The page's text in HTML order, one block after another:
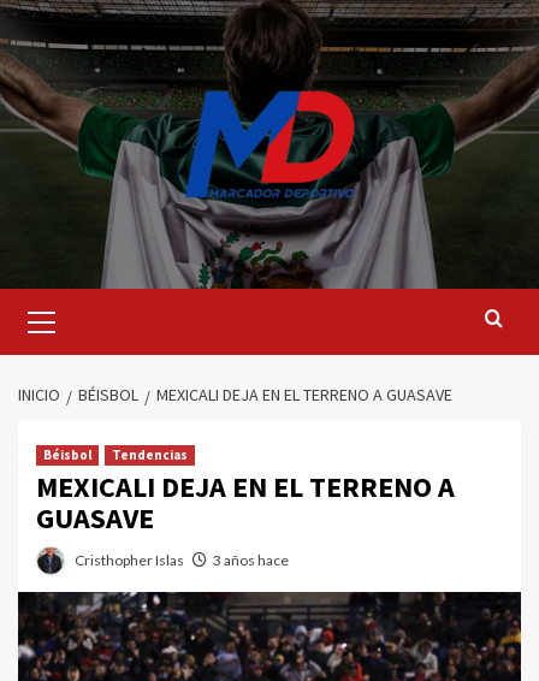
Saltar
al
contenido
principal
INICIO BÉISBOL MEXICALI DEJA EN EL TERRENO A GUASAVE
Béisbol Tendencias
MEXICALI DEJA EN EL TERRENO A
GUASAVE
Cristhopher Islas 3 años hace